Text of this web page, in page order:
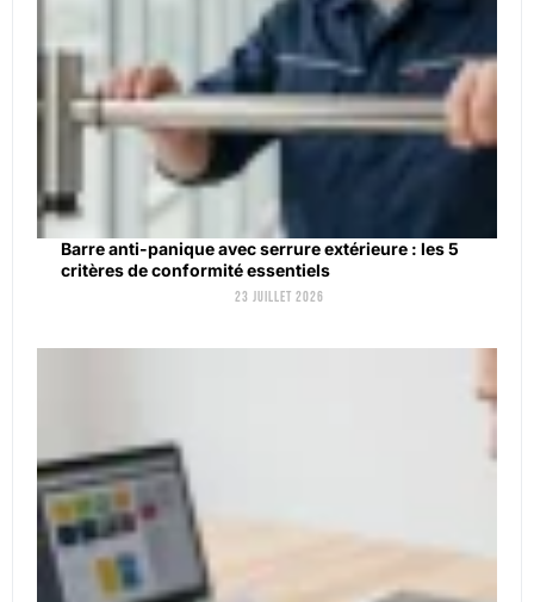
Barre anti-panique avec serrure extérieure : les 5
critères de conformité essentiels
23 juillet 2026